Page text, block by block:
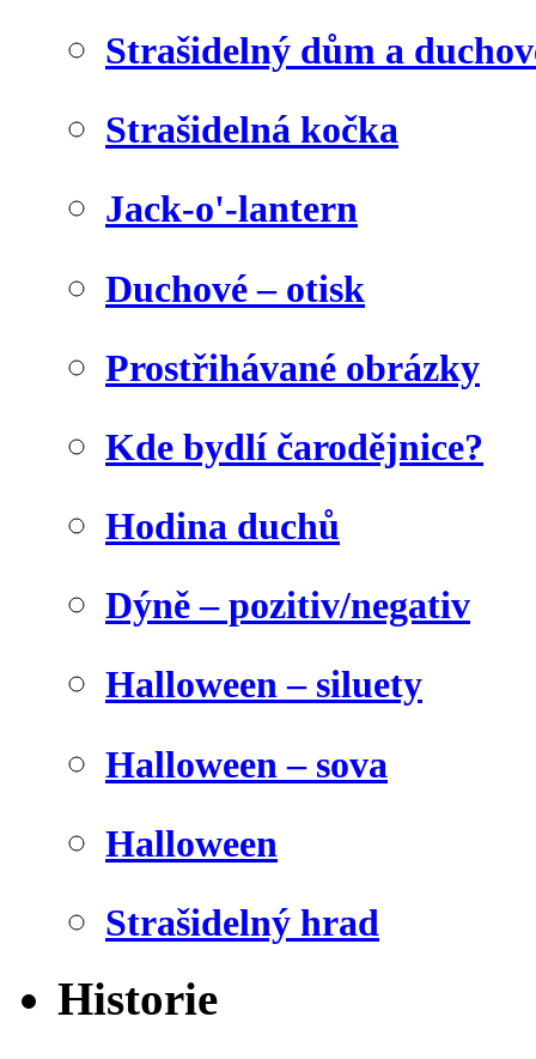
Strašidelný dům a
Strašidelná kočka
Jack-o'-lantern
Duchové – otisk
Prostřihávané obrázky
Kde bydlí čarodějnice?
Hodina duchů
Dýně – pozitiv/negativ
Halloween – siluety
Halloween – sova
Halloween
Strašidelný hrad
Historie